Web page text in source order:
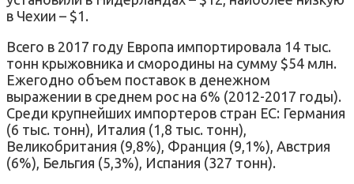
в Чехии – $1.
Всего в 2017 году Европа импортировала 14 тыс.
тонн крыжовника и смородины на сумму $54 млн.
Ежегодно объем поставок в денежном
выражении в среднем рос на 6% (2012-2017 годы).
Среди крупнейших импортеров стран ЕС: Германия
(6 тыс. тонн), Италия (1,8 тыс. тонн),
Великобритания (9,8%), Франция (9,1%), Австрия
(6%), Бельгия (5,3%), Испания (327 тонн).